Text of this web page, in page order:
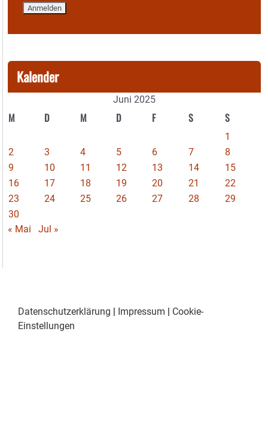
Kalender
Juni 2025
M D M D F S S
1
2
3 4 5 6 7
8
9
10 11 12 13 14
15
16
17 18 19 20 21
22
23
24 25 26 27 28
29
30
« Mai
Jul »
Datenschutzerklärung | Impressum | Cookie-
Einstellungen